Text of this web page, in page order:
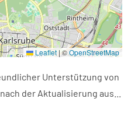
Leaflet |©OpenStreetMap
Unterstützung von
der Aktualisierung aus...